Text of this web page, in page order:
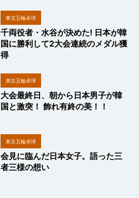
東京五輪卓球
千両役者・水谷が決めた! 日本が韓
国に勝利して2大会連続のメダル獲
得
東京五輪卓球
大会最終日、朝から日本男子が韓
国と激突！ 飾れ有終の美！！
東京五輪卓球
会見に臨んだ日本女子。語った三
者三様の想い